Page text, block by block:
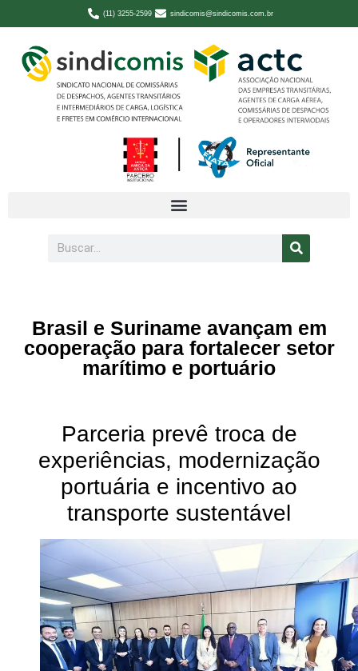
(11) 3255-2599 sindicomis@sindicomis.com.br
Brasil e Suriname avançam em
cooperação para fortalecer setor
marítimo e portuário
Parceria prevê troca de
experiências, modernização
portuária e incentivo ao
transporte sustentável